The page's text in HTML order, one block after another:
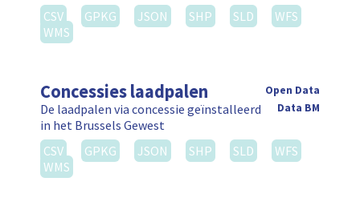
CSV
GPKG JSON SHP SLD
WFS
WMS
Concessies laadpalen
Open Data
Data BM
De laadpalen via concessie geïnstalleerd
in het Brussels Gewest
CSV
GPKG JSON SHP SLD
WFS
WMS